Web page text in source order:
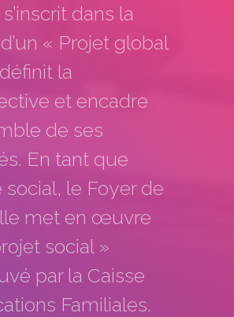
dans la
« Projet global
la
et encadre
de ses
En tant que
social, le Foyer de
met en œuvre
social »
par la Caisse
Familiales.